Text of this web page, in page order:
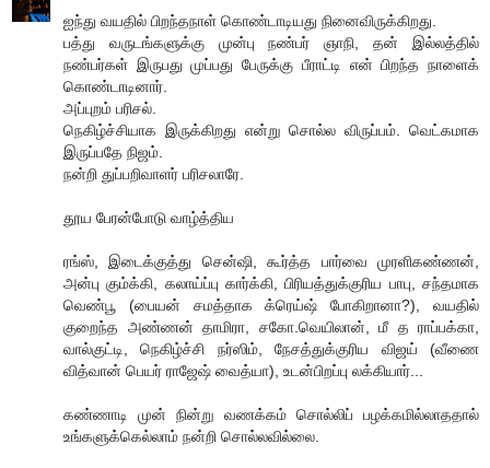
ஐந்து வயதில் பிறந்தநாள் கொண்டாடியது நினைவிருக்கிறது.
பத்து வருடங்களுக்கு முன்பு நண்பர் ஞாநி, தன் இல்லத்தில்
நண்பர்கள் இருபது முப்பது பேருக்கு பீராட்டி என் பிறந்த நாளைக்
கொண்டாடினார்.
அப்புறம் பரிசல்.
நெகிழ்ச்சியாக இருக்கிறது என்று சொல்ல விருப்பம். வெட்கமாக
இருப்பதே நிஜம்.
நன்றி துப்பறிவாளர் பரிசலாரே.
தூய பேரன்போடு வாழ்த்திய
ரங்ஸ், இடைக்குத்து சென்ஷி, கூர்த்த பார்வை முரளிகண்ணன்,
அன்பு கும்க்கி, கலாய்ப்பு கார்க்கி, பிரியத்துக்குரிய பாபு, சந்தமாக
வெண்பூ (பையன் சமத்தாக க்ரெய்ஷ் போகிறானா?), வயதில்
குறைந்த அண்ணன் தாமிரா, சகோ.வெயிலான், மீ த ராப்பக்கா,
வால்குட்டி, நெகிழ்ச்சி நர்ஸிம், நேசத்துக்குரிய விஜய் (வீணை
வித்வான் பெயர் ராஜேஷ் வைத்யா), உடன்பிறப்பு லக்கியார்...
கண்ணாடி முன் நின்று வணக்கம் சொல்லிப் பழக்கமில்லாததால்
உங்களுக்கெல்லாம் நன்றி சொல்லவில்லை.